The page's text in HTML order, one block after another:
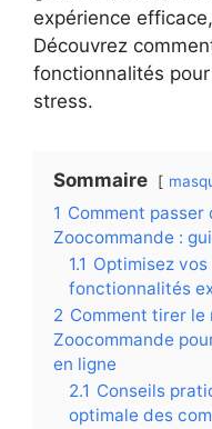
expérience
Découvrez
fonctionnalités
stress.
Sommaire
1 Comment
Zoocommande :
1.1 Optimisez
fonctionnalités
2 Comment tirer
Zoocommande
en ligne
2.1 Conseils
optimale des